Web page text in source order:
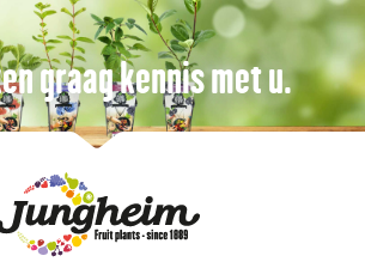
graag kennis met u.